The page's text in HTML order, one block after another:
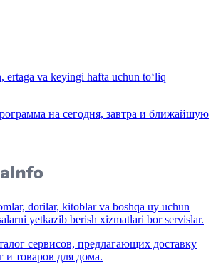
va keyingi hafta uchun to‘liq
на сегодня, завтра и ближайшую
dorilar, kitoblar va boshqa uy uchun
yetkazib berish xizmatlari bor servislar.
сервисов, предлагающих доставку
и товаров для дома.